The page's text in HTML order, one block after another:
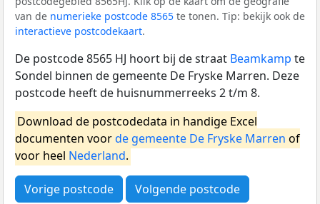
van de numerieke postcode 8565 te tonen. Tip: bekijk ook de
interactieve postcodekaart.
De postcode 8565 HJ hoort bij de straat Beamkamp te
Sondel binnen de gemeente De Fryske Marren. Deze
postcode heeft de huisnummerreeks 2 t/m 8.
Download de postcodedata in handige Excel
documenten voorde gemeente De Fryske Marren of
voor heel Nederland.
Vorige postcode Volgende postcode